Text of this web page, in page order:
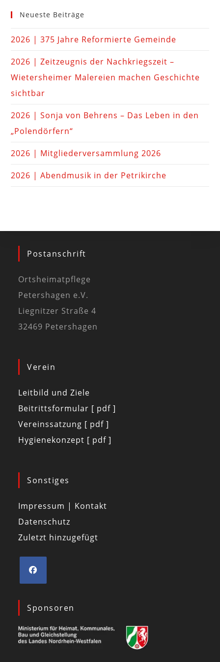
Neueste Beiträge
2026 | 375 Jahre Reformierte Gemeinde
2026 | Zeitzeugnis der Nachkriegszeit –
Wietersheimer Malereien machen Geschichte
sichtbar
2026 | Sonja von Behrens – Das Leben in den
„Polendörfern“
2026 | Mitgliederversammlung 2026
2026 | Abendmusik in der Petrikirche
Postanschrift
Ortsheimatpflege
Petershagen e.V.
Liegnitzer Straße 4
32469 Petershagen
Verein
Leitbild und Ziele
Beitrittsformular [ pdf ]
Vereinssatzung [ pdf ]
Hygienekonzept [ pdf ]
Sonstiges
Impressum | Kontakt
Datenschutz
Zuletzt hinzugefügt
Sponsoren